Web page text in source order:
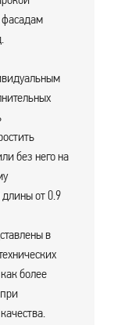
фасадам
без него на
от 0.9
в
более